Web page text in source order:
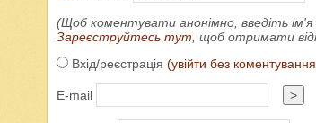
(Щоб коментувати анонімно, введіть ім'я
Зареєструйтесь тут, щоб отримати
Вхід/реєстрація (увійти без
E-mail >